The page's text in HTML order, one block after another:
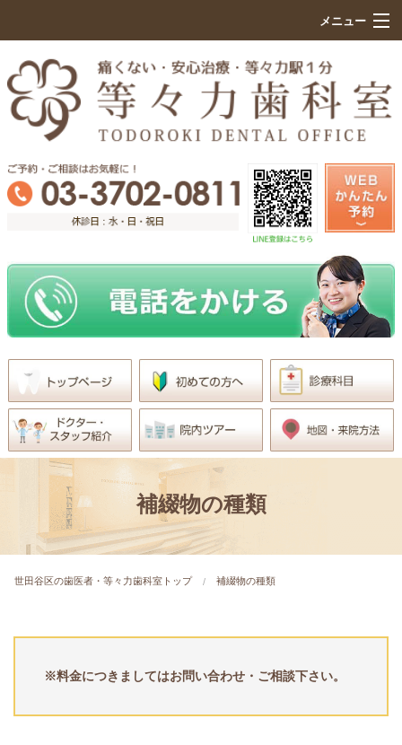
メニュー
HOME
初めての方へ
院内設備紹介
痛くない治療のこだわり
医院案内
求人情報
補綴物の種類
世田谷区の歯医者・等々力歯科室トップ 補綴物の種類
※料金につきましてはお問い合わせ・ご相談下さい。